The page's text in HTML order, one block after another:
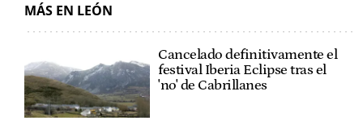
MÁS EN LEÓN
Cancelado definitivamente el
festival Iberia Eclipse tras el
'no' de Cabrillanes